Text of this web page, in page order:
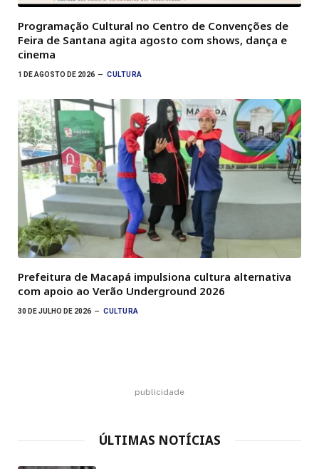
Programação Cultural no Centro de Convenções de
Feira de Santana agita agosto com shows, dança e
cinema
1 DE AGOSTO DE 2026 CULTURA
Prefeitura de Macapá impulsiona cultura alternativa
com apoio ao Verão Underground 2026
30 DE JULHO DE 2026 CULTURA
publicidade
ÚLTIMAS NOTÍCIAS